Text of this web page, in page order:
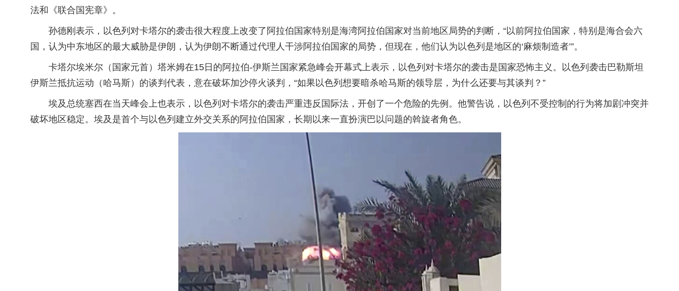
法和《联合国宪章》。
孙德刚表示，以色列对卡塔尔的袭击很大程度上改变了阿拉伯国家特别是海湾阿拉伯国家对当前地区局势的判断，“以前阿拉伯国家，特别是海合会六
国，认为中东地区的最大威胁是伊朗，认为伊朗不断通过代理人干涉阿拉伯国家的局势，但现在，他们认为以色列是地区的‘麻烦制造者’”。
卡塔尔埃米尔（国家元首）塔米姆在15日的阿拉伯-伊斯兰国家紧急峰会开幕式上表示，以色列对卡塔尔的袭击是国家恐怖主义。以色列袭击巴勒斯坦
伊斯兰抵抗运动（哈马斯）的谈判代表，意在破坏加沙停火谈判，“‎如果以色列想要暗杀哈马斯的领导层，为什么还要与其谈判？”
埃及总统塞西在当天峰会上也表示，以色列对卡塔尔的袭击严重违反国际法，开创了一个危险的先例。他警告说，以色列不受控制的行为将加剧冲突并
破坏地区稳定。埃及是首个与以色列建立外交关系的阿拉伯国家，长期以来一直扮演巴以问题的斡旋者角色。